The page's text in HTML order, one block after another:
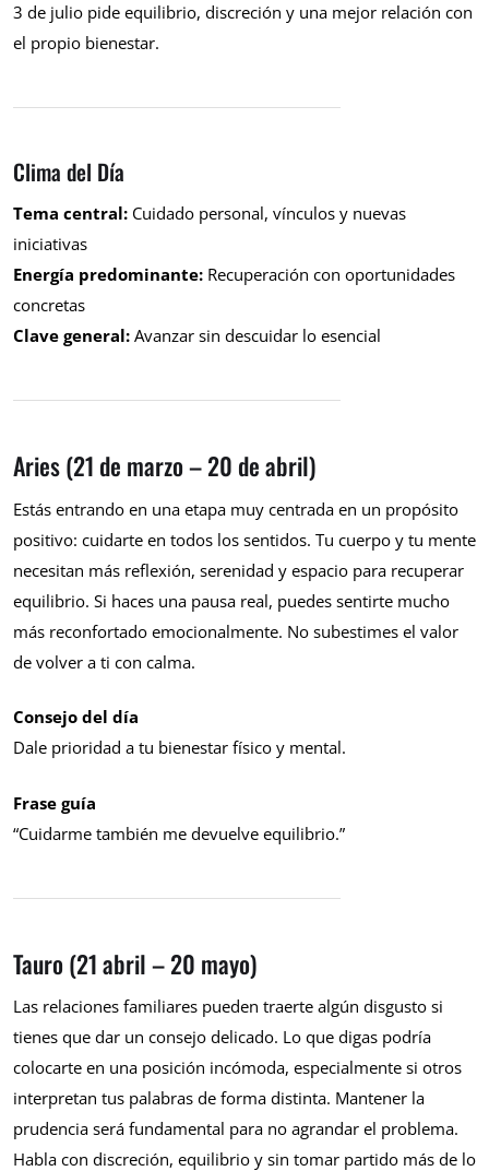
3 de julio pide equilibrio, discreción y una mejor relación con
el propio bienestar.
Clima del Día
Tema central: Cuidado personal, vínculos y nuevas
iniciativas
Energía predominante: Recuperación con oportunidades
concretas
Clave general: Avanzar sin descuidar lo esencial
Aries (21 de marzo – 20 de abril)
Estás entrando en una etapa muy centrada en un propósito
positivo: cuidarte en todos los sentidos. Tu cuerpo y tu mente
necesitan más reflexión, serenidad y espacio para recuperar
equilibrio. Si haces una pausa real, puedes sentirte mucho
más reconfortado emocionalmente. No subestimes el valor
de volver a ti con calma.
Consejo del día
Dale prioridad a tu bienestar físico y mental.
Frase guía
“Cuidarme también me devuelve equilibrio.”
Tauro (21 abril – 20 mayo)
Las relaciones familiares pueden traerte algún disgusto si
tienes que dar un consejo delicado. Lo que digas podría
colocarte en una posición incómoda, especialmente si otros
interpretan tus palabras de forma distinta. Mantener la
prudencia será fundamental para no agrandar el problema.
Habla con discreción, equilibrio y sin tomar partido más de lo